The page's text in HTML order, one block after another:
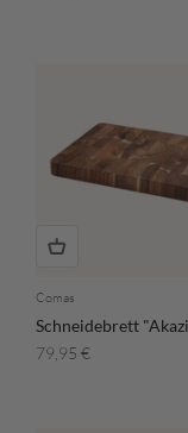
Comas
Angebot
79,95 €